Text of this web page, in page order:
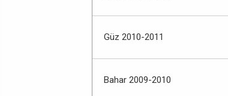
Güz 2010-2011
Bahar 2009-2010